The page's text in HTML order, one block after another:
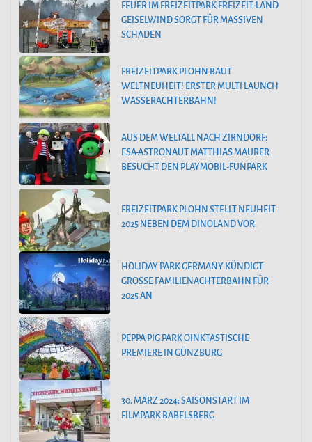
FEUER IM FREIZEITPARK FREIZEIT-LAND
GEISELWIND SORGT FÜR MASSIVEN
SCHADEN
FREIZEITPARK PLOHN BAUT
WELTNEUHEIT! ERSTER MULTI LAUNCH
WASSERACHTERBAHN!
AUS DEM WELTALL NACH ZIRNDORF:
ESA-ASTRONAUT MATTHIAS MAURER
BESUCHT DEN PLAYMOBIL-FUNPARK
FREIZEITPARK PLOHN STELLT NEUHEIT
2025 NEBEN DEM DINOLAND VOR.
HOLIDAY PARK GERMANY KÜNDIGT
GROSSE FAMILIENACHTERBAHN FÜR 2
025 AN
PEPPA PIG PARK OINKTASTISCHE
PREMIERE IN GÜNZBURG
30. MÄRZ 2024: SAISONSTART IM
FILMPARK BABELSBERG